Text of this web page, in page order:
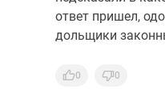
ответ пришел,
дольщики
0 0